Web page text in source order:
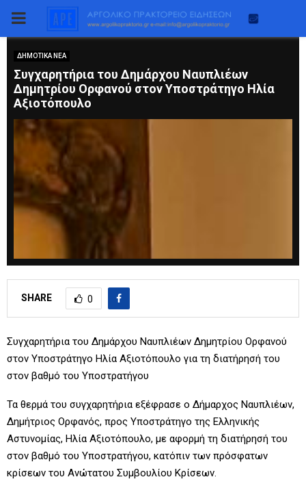
PRIMARY
MENU
ΔΗΜΟΤΙΚΑ ΝΕΑ
Συγχαρητήρια του Δημάρχου Ναυπλιέων
Δημητρίου Ορφανού στον Υποστράτηγο Ηλία
Αξιοτόπουλο
SHARE 0
Συγχαρητήρια του Δημάρχου Ναυπλιέων Δημητρίου Ορφανού
στον Υποστράτηγο Ηλία Αξιοτόπουλο για τη διατήρησή του
στον βαθμό του Υποστρατήγου
Τα θερμά του συγχαρητήρια εξέφρασε ο Δήμαρχος Ναυπλιέων,
Δημήτριος Ορφανός, προς Υποστράτηγο της Ελληνικής
Αστυνομίας, Ηλία Αξιοτόπουλο, με αφορμή τη διατήρησή του
στον βαθμό του Υποστρατήγου, κατόπιν των πρόσφατων
κρίσεων του Ανώτατου Συμβουλίου Κρίσεων.